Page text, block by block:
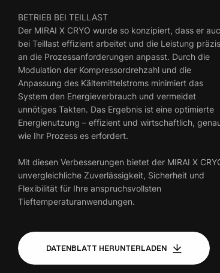
BETRIEB BEI TEILLAST
Der MIRAI X CRYO wurde so konzipiert, dass er
bei Teillast effizient arbeitet und die Leistung
an die Prozessanforderungen anpasst. Durch die
Modulation der Kompressordrehzahl und die
Anpassung des Kältemittelstroms minimiert das
System den Energieverbrauch und vermeidet
unnötiges Takten. Das Ergebnis ist eine optimierte
Energienutzung – effizient und wirtschaftlich,
wie Ihr Prozess es erfordert.
Mit diesen Verbesserungen bietet der MIRAI X
unvergleichliche Zuverlässigkeit, Sicherheit und
Flexibilität für Ihre anspruchsvollsten
Tieftemperaturanwendungen.
DATENBLATT HERUNTERLADEN